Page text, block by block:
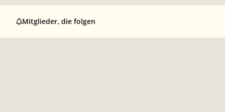
Mitglieder, die folgen